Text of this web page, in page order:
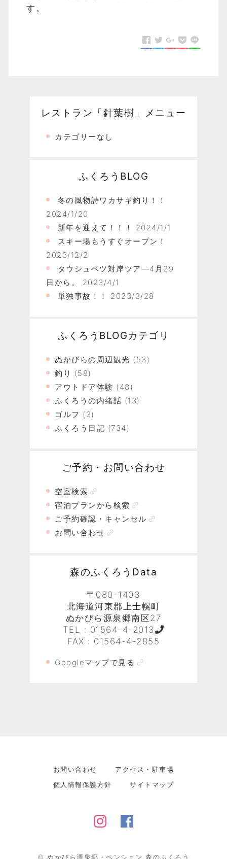
す。
レストラン「針葉樹」メニュー
カテゴリーなし
ふくろうBLOG
冬の風物詩ワカサギ釣り！！
2024/1/20
新年を迎えて！！！
2024/1/1
スキー場もうすぐオープン！
2023/12/2
タウシュベツ対岸ツア―4月29
日から。
2023/4/1
単独事故！！
2023/3/28
ふくろうBLOGカテゴリ
ぬかびらの周辺観光 (53)
釣り (58)
アウトドア体験 (48)
ふくろうの内緒話 (13)
ゴルフ (3)
ふくろう日記 (734)
ご予約・お問い合わせ
空室検索
宿泊プランから検索
ご予約確認・キャンセル
お問い合わせ
森のふくろうData
〒080-1403
北海道河東郡上士幌町
ぬかびら源泉郷南区27
TEL : 01564-4-2013
FAX : 01564-4-2855
Googleマップで見る
お問い合わせ
アクセス・駐車場
個人情報保護方針
サイトマップ
© ぬかびら源泉郷・ペンション 森のふくろう